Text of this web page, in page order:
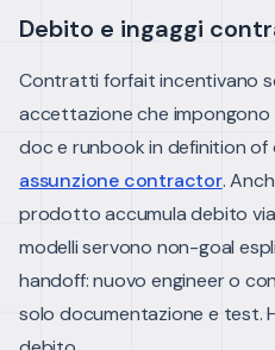
Debito e ingaggi
Contratti forfait incentivano
accettazione che
doc e runbook in definition of
assunzione contractor.
prodotto accumula debito
modelli servono non-goal
handoff: nuovo engineer o
solo documentazione e test.